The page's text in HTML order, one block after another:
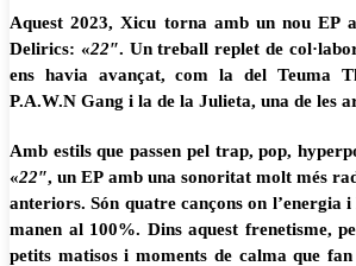
Aquest 2023, Xicu torna amb un nou EP
Delirics: «22″. Un treball replet de
ens havia avançat, com la del Teuma
P.A.W.N Gang i la de la Julieta, una de les
Amb estils que passen pel trap, pop,
«22″, un EP amb una sonoritat molt més
anteriors. Són quatre cançons on l’energia
manen al 100%. Dins aquest frenetisme,
petits matisos i moments de calma que